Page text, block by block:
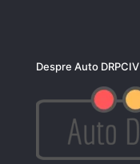
Despre Auto DRPCIV